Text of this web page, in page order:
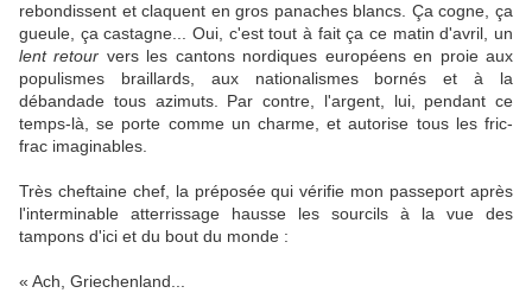
rebondissent et claquent en gros panaches blancs. Ça cogne, ça
gueule, ça castagne... Oui, c'est tout à fait ça ce matin d'avril, un
lent retour vers les cantons nordiques européens en proie aux
populismes braillards, aux nationalismes bornés et à la
débandade tous azimuts. Par contre, l'argent, lui, pendant ce
temps-là, se porte comme un charme, et autorise tous les fric-
frac imaginables.
Très cheftaine chef, la préposée qui vérifie mon passeport après
l'interminable atterrissage hausse les sourcils à la vue des
tampons d'ici et du bout du monde :
« Ach, Griechenland...